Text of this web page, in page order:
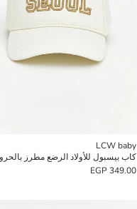
LCW baby
كاب بيسبول للأولاد الرضع مطرز
349.00 EGP